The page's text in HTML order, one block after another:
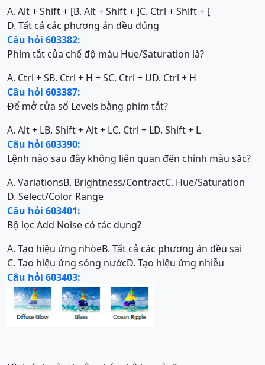
A. Alt + Shift + [B. Alt + Shift + ]C. Ctrl + Shift + [
D. Tất cả các phương án đều đúng
Câu hỏi 603382:
Phím tắt của chế độ màu Hue/Saturation là?
A. Ctrl + SB. Ctrl + H + SC. Ctrl + UD. Ctrl + H
Câu hỏi 603387:
Để mở cửa sổ Levels bằng phím tắt?
A. Alt + LB. Shift + Alt + LC. Ctrl + LD. Shift + L
Câu hỏi 603390:
Lệnh nào sau đây không liên quan đến chỉnh màu săc?
A. VariationsB. Brightness/ContractC. Hue/Saturation
D. Select/Color Range
Câu hỏi 603401:
Bộ lọc Add Noise có tác dụng?
A. Tạo hiệu ứng nhòeB. Tất cả các phương án đều sai
C. Tạo hiệu ứng sóng nướcD. Tạo hiệu ứng nhiễu
Câu hỏi 603403: